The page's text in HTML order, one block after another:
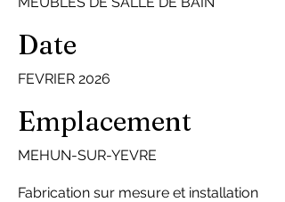
Date
FEVRIER 2026
Emplacement
MEHUN-SUR-YEVRE
Fabrication sur mesure et installation